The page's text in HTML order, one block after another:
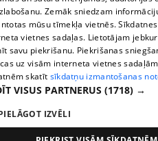
Contract rules
360 Ziņu kontakti
Helio Media
Vortal assistance service: e-mail -
Zemāk sniedzam
mūsu tīmekļa vietnēs.
vietnes sadaļas. Lietotājam
savu piekrišanu. Piekrišanas
uz visām interneta vietnes
skatīt sīkdatņu izmantošanas
VISUS PARTNERUS (1718) →
IZVĒLI